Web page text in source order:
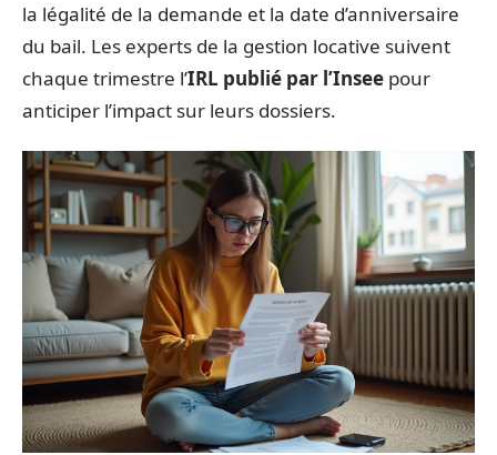
la légalité de la demande et la date d’anniversaire
du bail. Les experts de la gestion locative suivent
chaque trimestre l’IRL publié par l’Insee pour
anticiper l’impact sur leurs dossiers.